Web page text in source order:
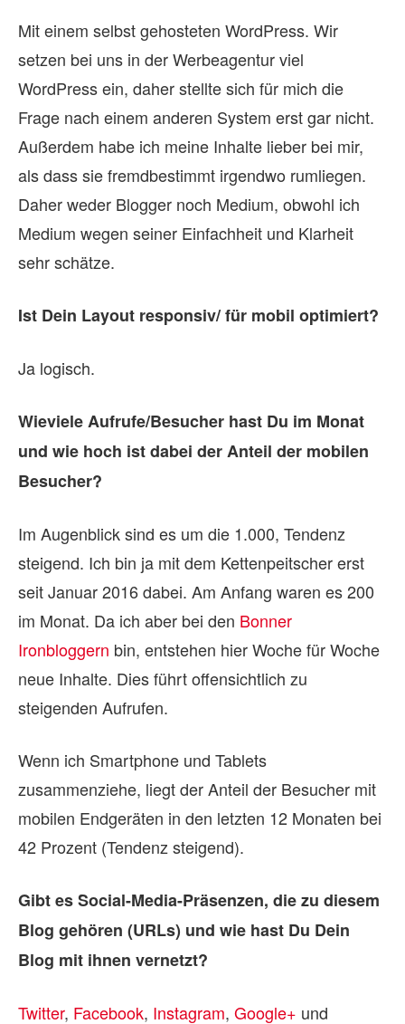
Mit einem selbst gehosteten WordPress. Wir
setzen bei uns in der Werbeagentur viel
WordPress ein, daher stellte sich für mich die
Frage nach einem anderen System erst gar nicht.
Außerdem habe ich meine Inhalte lieber bei mir,
als dass sie fremdbestimmt irgendwo rumliegen.
Daher weder Blogger noch Medium, obwohl ich
Medium wegen seiner Einfachheit und Klarheit
sehr schätze.
Ist Dein Layout responsiv/ für mobil optimiert?
Ja logisch.
Wieviele Aufrufe/Besucher hast Du im Monat
und wie hoch ist dabei der Anteil der mobilen
Besucher?
Im Augenblick sind es um die 1.000, Tendenz
steigend. Ich bin ja mit dem Kettenpeitscher erst
seit Januar 2016 dabei. Am Anfang waren es 200
im Monat. Da ich aber bei den Bonner
Ironbloggern bin, entstehen hier Woche für Woche
neue Inhalte. Dies führt offensichtlich zu
steigenden Aufrufen.
Wenn ich Smartphone und Tablets
zusammenziehe, liegt der Anteil der Besucher mit
mobilen Endgeräten in den letzten 12 Monaten bei
42 Prozent (Tendenz steigend).
Gibt es Social-Media-Präsenzen, die zu diesem
Blog gehören (URLs) und wie hast Du Dein
Blog mit ihnen vernetzt?
Twitter, Facebook, Instagram, Google+ und